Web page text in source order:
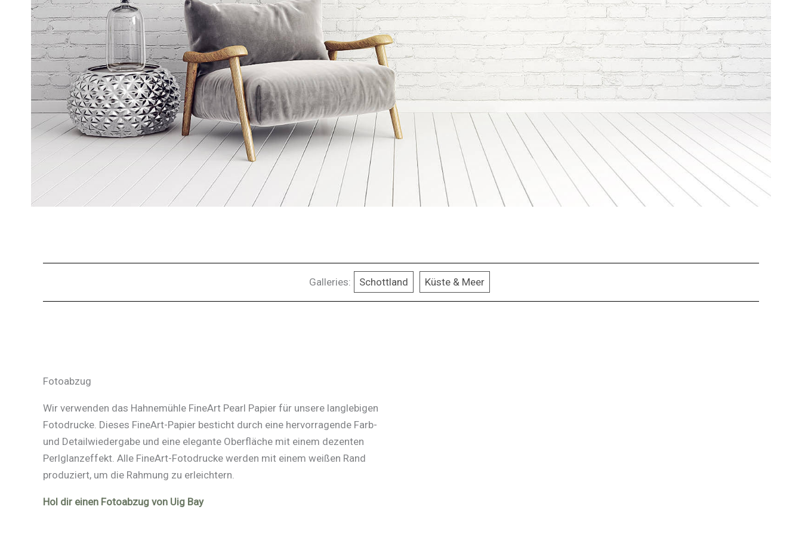
Galleries: Schottland Küste & Meer
Fotoabzug
Wir verwenden das Hahnemühle FineArt Pearl Papier für unsere langlebigen
Fotodrucke. Dieses FineArt-Papier besticht durch eine hervorragende Farb-
und Detailwiedergabe und eine elegante Oberfläche mit einem dezenten
Perlglanzeffekt. Alle FineArt-Fotodrucke werden mit einem weißen Rand
produziert, um die Rahmung zu erleichtern.
Hol dir einen Fotoabzug von Uig Bay